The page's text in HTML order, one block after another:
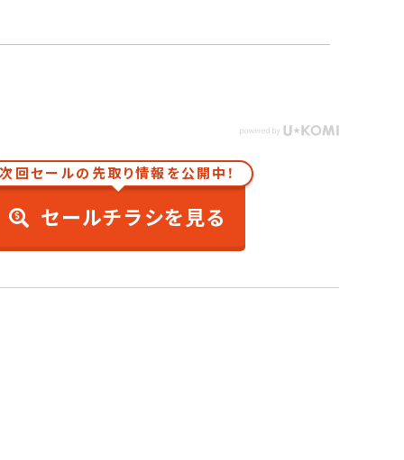
次回セールの先取り情報を公開中！
セールチラシを見る